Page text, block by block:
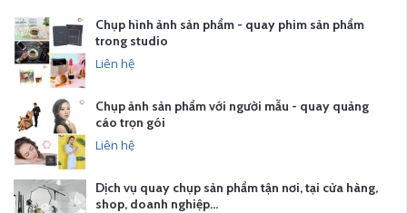
Chụp hình ảnh sản phẩm - quay phim sản phẩm
trong studio
Liên hệ
Chụp ảnh sản phẩm với người mẫu - quay quảng
cáo trọn gói
Liên hệ
Dịch vụ quay chụp sản phẩm tận nơi, tại cửa hàng,
shop, doanh nghiệp…